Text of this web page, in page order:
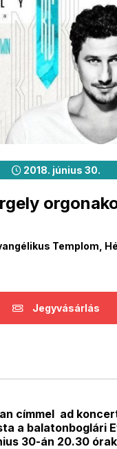
2018. június 30.
Templom,
Jegyvásárlás
címmel ad
a balatonboglári
30-án 20.30